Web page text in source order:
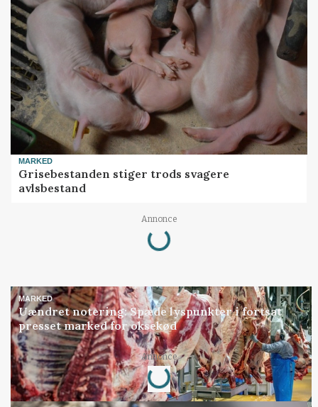
MARKED
Grisebestanden stiger trods svagere
avlsbestand
Annonce
Loading...
MARKED
Uændret notering: Spæde lyspunkter i fortsat
presset marked for oksekød
Annonce
Loading...